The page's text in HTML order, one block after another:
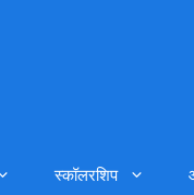
स्कॉलरशिप